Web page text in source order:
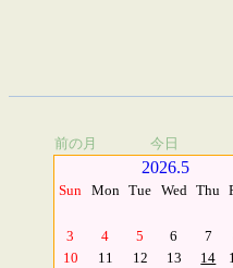
前の月 今日
2026.5
Sun Mon Tue Wed Thu
3
4 5 6 7
10
11 12 13 14